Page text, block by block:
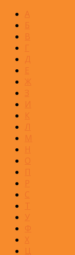
А
Б
В
Г
Д
Е
Ж
З
И
К
Л
М
Н
О
П
Р
С
Т
У
Ф
Х
Ц